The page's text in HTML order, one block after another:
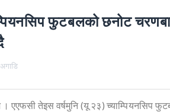
फुटबलको छनोट
अगाडि
। एएफसी तेइस वर्षमुनि (यू २३) च्याम्पियनसिप